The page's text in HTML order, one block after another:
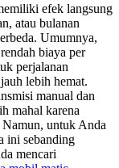
efek langsung
atau bulanan
Umumnya,
biaya per
perjalanan
lebih hemat.
manual dan
mahal karena
untuk Anda
ini sebanding
mencari